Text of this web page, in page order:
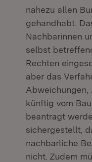
nahezu allen
gehandhabt.
Nachbarinnen
selbst
Rechten
aber das
Abweichungen,
künftig vom
beantragt
sichergestellt,
nachbarliche
nicht. Zudem